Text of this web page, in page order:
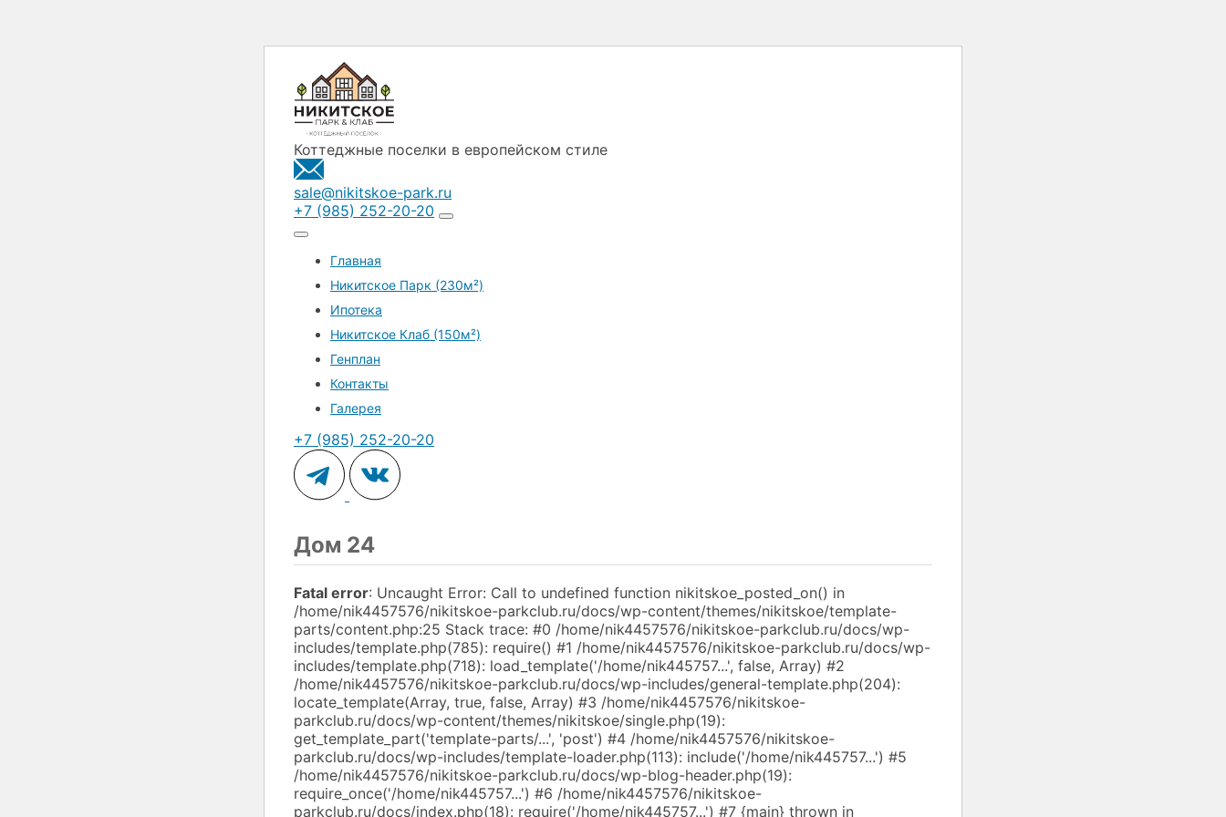
Коттеджные поселки в европейском стиле
sale@nikitskoe-park.ru
+7 (985) 252-20-20
Главная
Никитское Парк (230м²)
Ипотека
Никитское Клаб (150м²)
Генплан
Контакты
Галерея
+7 (985) 252-20-20
Дом 24
Fatal error: Uncaught Error: Call to undefined function nikitskoe_posted_on() in
/home/nik4457576/nikitskoe-parkclub.ru/docs/wp-content/themes/nikitskoe/template-
parts/content.php:25 Stack trace: #0 /home/nik4457576/nikitskoe-parkclub.ru/docs/wp-
includes/template.php(785): require() #1 /home/nik4457576/nikitskoe-parkclub.ru/docs/wp-
includes/template.php(718): load_template('/home/nik445757...', false, Array) #2
/home/nik4457576/nikitskoe-parkclub.ru/docs/wp-includes/general-template.php(204):
locate_template(Array, true, false, Array) #3 /home/nik4457576/nikitskoe-
parkclub.ru/docs/wp-content/themes/nikitskoe/single.php(19):
get_template_part('template-parts/...', 'post') #4 /home/nik4457576/nikitskoe-
parkclub.ru/docs/wp-includes/template-loader.php(113): include('/home/nik445757...') #5
/home/nik4457576/nikitskoe-parkclub.ru/docs/wp-blog-header.php(19):
require_once('/home/nik445757...') #6 /home/nik4457576/nikitskoe-
parkclub.ru/docs/index.php(18): require('/home/nik445757...') #7 {main} thrown in